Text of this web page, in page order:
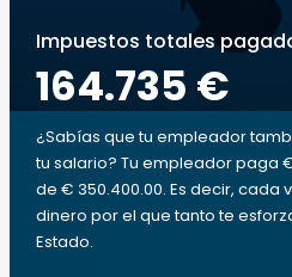
Impuestos totales
164.735 €
¿Sabías que tu empleador
tu salario? Tu empleador paga
de € 350.400.00. Es decir, cada
dinero por el que tanto te
Estado.